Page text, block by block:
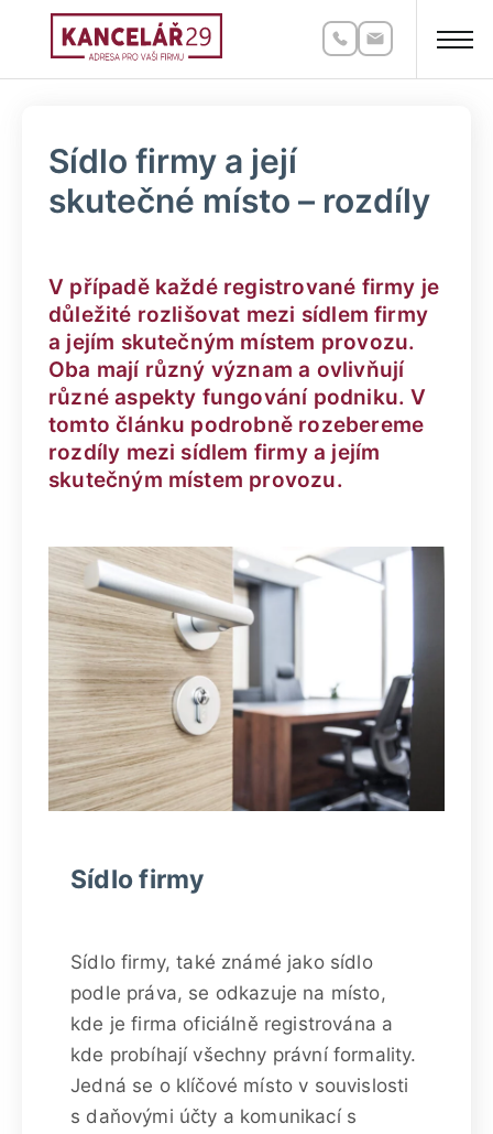
Sídlo firmy a její
skutečné místo – rozdíly
V případě každé registrované firmy je
důležité rozlišovat mezi sídlem firmy
a jejím skutečným místem provozu.
Oba mají různý význam a ovlivňují
různé aspekty fungování podniku. V
tomto článku podrobně rozebereme
rozdíly mezi sídlem firmy a jejím
skutečným místem provozu.
Sídlo firmy
Sídlo firmy, také známé jako sídlo
podle práva, se odkazuje na místo,
kde je firma oficiálně registrována a
kde probíhají všechny právní formality.
Jedná se o klíčové místo v souvislosti
s daňovými účty a komunikací s